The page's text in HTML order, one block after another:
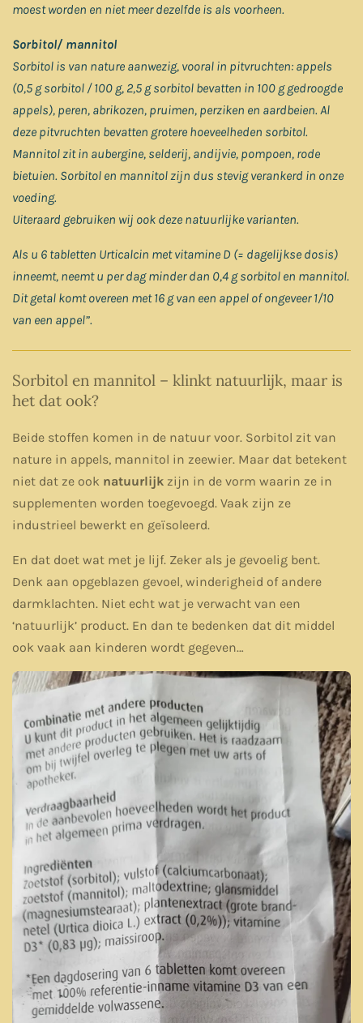
moest worden en niet meer dezelfde is als voorheen.
Sorbitol/ mannitol
Sorbitol is van nature aanwezig, vooral in pitvruchten: appels
(0,5 g sorbitol / 100 g, 2,5 g sorbitol bevatten in 100 g gedroogde
appels), peren, abrikozen, pruimen, perziken en aardbeien. Al
deze pitvruchten bevatten grotere hoeveelheden sorbitol.
Mannitol zit in aubergine, selderij, andijvie, pompoen, rode
bietuien. Sorbitol en mannitol zijn dus stevig verankerd in onze
voeding.
Uiteraard gebruiken wij ook deze natuurlijke varianten.
Als u 6 tabletten Urticalcin met vitamine D (= dagelijkse dosis)
inneemt, neemt u per dag minder dan 0,4 g sorbitol en mannitol.
Dit getal komt overeen met 16 g van een appel of ongeveer 1/10
van een appel”.
Sorbitol en mannitol – klinkt natuurlijk, maar is
het dat ook?
Beide stoffen komen in de natuur voor. Sorbitol zit van
nature in appels, mannitol in zeewier. Maar dat betekent
niet dat ze ook natuurlijk zijn in de vorm waarin ze in
supplementen worden toegevoegd. Vaak zijn ze
industrieel bewerkt en geïsoleerd.
En dat doet wat met je lijf. Zeker als je gevoelig bent.
Denk aan opgeblazen gevoel, winderigheid of andere
darmklachten. Niet echt wat je verwacht van een
‘natuurlijk’ product. En dan te bedenken dat dit middel
ook vaak aan kinderen wordt gegeven…